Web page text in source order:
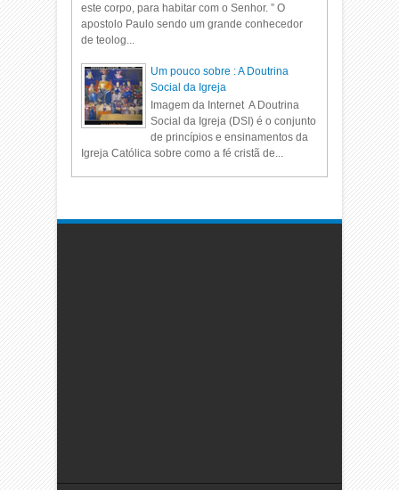
este corpo, para habitar com o Senhor. ” O
apostolo Paulo sendo um grande conhecedor
de teolog...
Um pouco sobre : A Doutrina
Social da Igreja
Imagem da Internet A Doutrina
Social da Igreja (DSI) é o conjunto
de princípios e ensinamentos da
Igreja Católica sobre como a fé cristã de...